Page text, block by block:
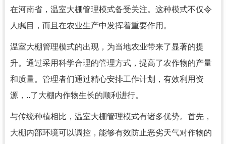
在河南省，温室大棚管理模式备受关注。这种模式不仅令
人瞩目，而且在农业生产中发挥着重要作用。
温室大棚管理模式的出现，为当地农业带来了显著的提
升。通过采用科学合理的管理方式，提高了农作物的产量
和质量。管理者们通过精心安排工作计划，有效利用资
源，..了大棚内作物生长的顺利进行。
与传统种植相比，温室大棚管理模式有诸多优势。首先，
大棚内部环境可以调控，能够有效防止恶劣天气对作物的